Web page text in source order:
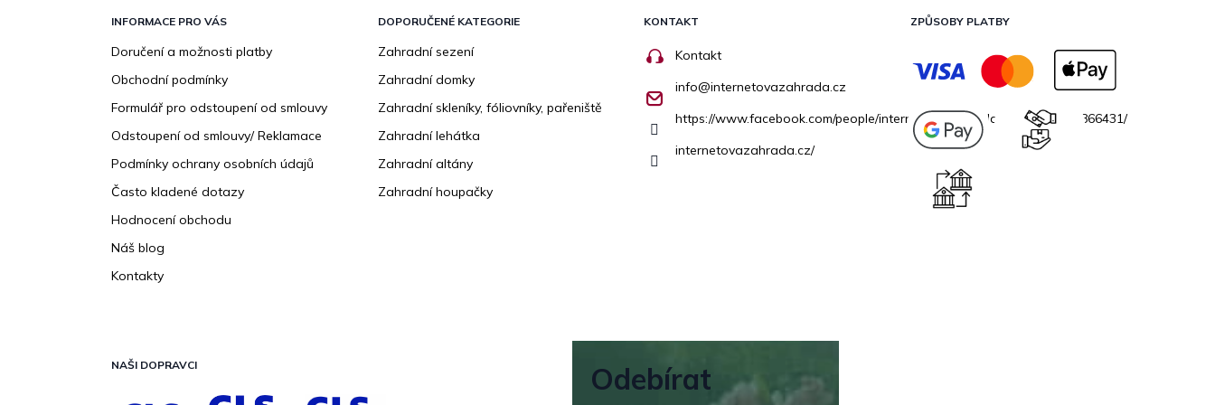
INFORMACE PRO VÁS
Doručení a možnosti platby
Obchodní podmínky
Formulář pro odstoupení od smlouvy
Odstoupení od smlouvy/ Reklamace
Podmínky ochrany osobních údajů
Často kladené dotazy
Hodnocení obchodu
Náš blog
Kontakty
DOPORUČENÉ KATEGORIE
Zahradní sezení
Zahradní domky
Zahradní skleníky, fóliovníky, pařeniště
Zahradní lehátka
Zahradní altány
Zahradní houpačky
KONTAKT
Kontakt
info@internetovazahrada.cz
https://www.facebook.com/people/internetovazahradacz/100069706866431/
internetovazahrada.cz/
ZPŮSOBY PLATBY
NAŠI DOPRAVCI
Odebírat